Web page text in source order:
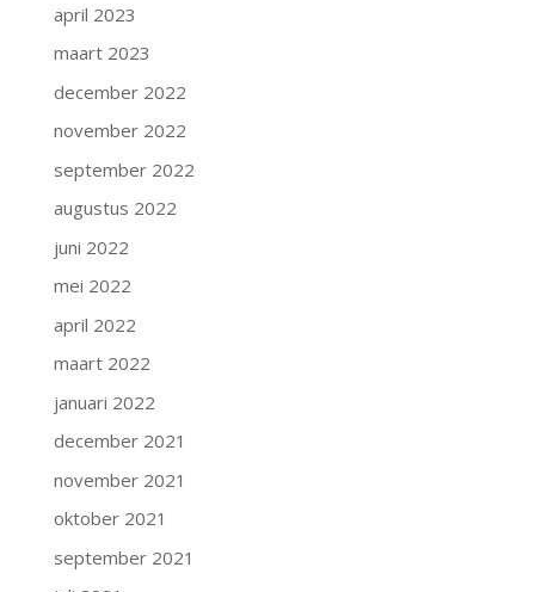
april 2023
maart 2023
december 2022
november 2022
september 2022
augustus 2022
juni 2022
mei 2022
april 2022
maart 2022
januari 2022
december 2021
november 2021
oktober 2021
september 2021